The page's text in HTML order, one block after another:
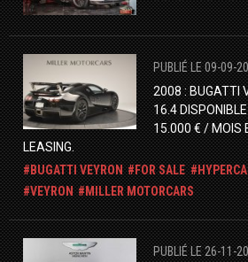
PUBLIÉ LE 09-09-
2008 : BUGATTI
16.4
15.000 € / MOIS
LEASING.
BUGATTI VEYRON
FOR SALE
VEYRON
MILLER MOTORCARS
PUBLIÉ LE 26-11-